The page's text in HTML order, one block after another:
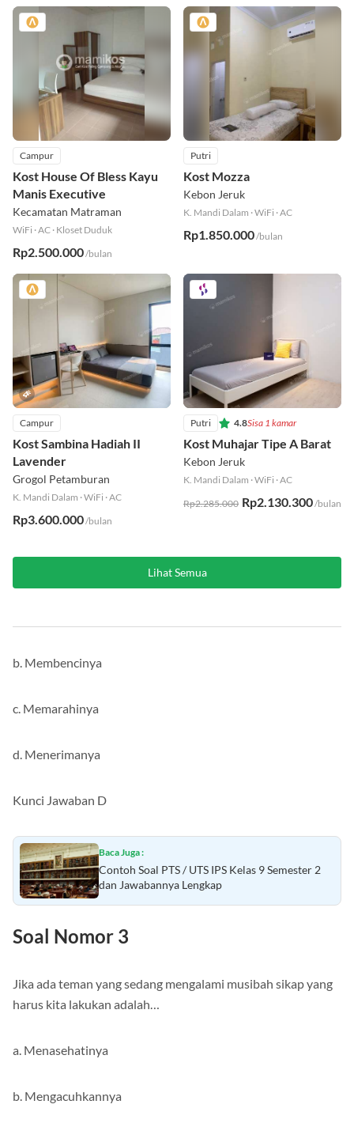
Campur
Kost House Of Bless Kayu
Manis Executive
Kecamatan Matraman
WiFi ·AC · Kloset Duduk
Rp2.500.000/bulan
Putri
Kost Mozza
Kebon Jeruk
K. Mandi Dalam ·WiFi ·AC
Rp1.850.000/bulan
Campur
Kost Sambina Hadiah II
Lavender
Grogol Petamburan
K. Mandi Dalam ·WiFi ·AC
Rp3.600.000/bulan
Putri 4.8Sisa 1 kamar
Kost Muhajar Tipe A Barat
Kebon Jeruk
K. Mandi Dalam ·WiFi ·AC
Rp2.285.000 Rp2.130.300/bulan
Lihat Semua
b. Membencinya
c. Memarahinya
d. Menerimanya
Kunci Jawaban D
Baca Juga :
Contoh Soal PTS / UTS IPS Kelas 9 Semester 2
dan Jawabannya Lengkap
Soal Nomor 3
Jika ada teman yang sedang mengalami musibah sikap yang
harus kita lakukan adalah…
a. Menasehatinya
b. Mengacuhkannya